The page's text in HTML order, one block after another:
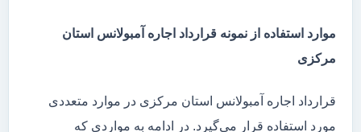
موارد استفاده از نمونه قرارداد اجاره آمبولانس استان
مرکزی
قرارداد اجاره آمبولانس استان مرکزی در موارد متعددی
مورد استفاده قرار می‌گیرد. در ادامه به مواردی که